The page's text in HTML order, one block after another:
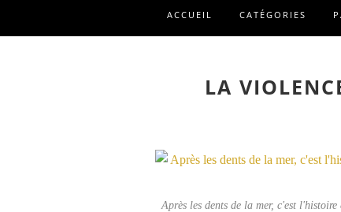
ACCUEIL CATÉGORIES
LA
Après les dents de la mer, c'est